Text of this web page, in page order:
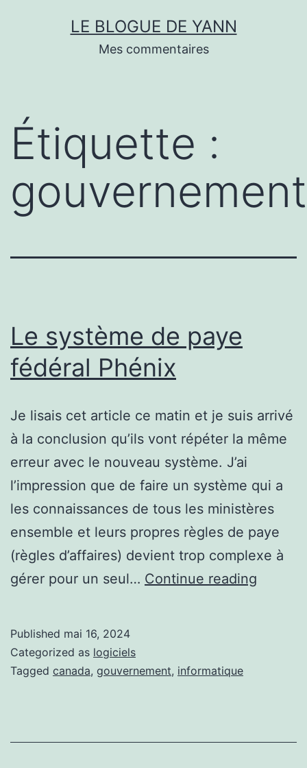
LE BLOGUE DE YANN
Mes commentaires
Étiquette :
gouvernement
Le système de paye
fédéral Phénix
Je lisais cet article ce matin et je suis arrivé
à la conclusion qu’ils vont répéter la même
erreur avec le nouveau système. J’ai
l’impression que de faire un système qui a
les connaissances de tous les ministères
ensemble et leurs propres règles de paye
(règles d’affaires) devient trop complexe à
gérer pour un seul… Continue reading
Published mai 16, 2024
Categorized as logiciels
Tagged canada, gouvernement, informatique